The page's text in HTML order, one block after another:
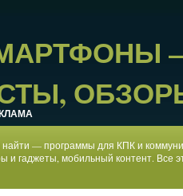
— программы для КПК и
и гаджеты, мобильный контент. Все